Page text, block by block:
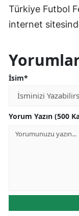
Türkiye Futbol
internet
İsim*
Yorum Yazın (500